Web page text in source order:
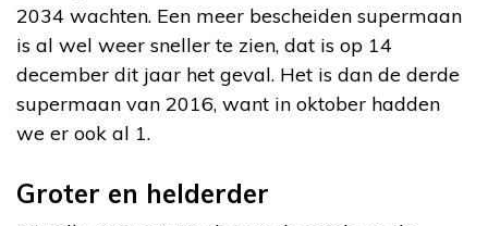
2034 wachten. Een meer bescheiden supermaan
is al wel weer sneller te zien, dat is op 14
december dit jaar het geval. Het is dan de derde
supermaan van 2016, want in oktober hadden
we er ook al 1.
Groter en helderder